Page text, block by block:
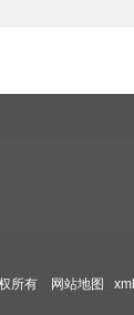
所有 网站地图 xml